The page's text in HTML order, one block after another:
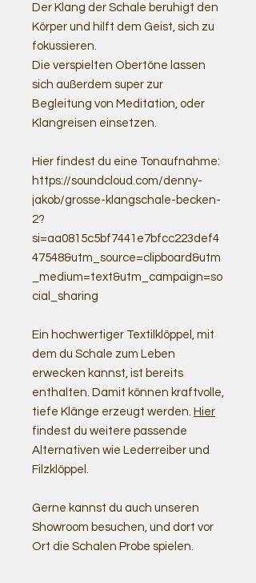
Der Klang der Schale beruhigt den
Körper und hilft dem Geist, sich zu
fokussieren.
Die verspielten Obertöne lassen
sich außerdem super zur
Begleitung von Meditation, oder
Klangreisen einsetzen.
Hier findest du eine Tonaufnahme:
https://soundcloud.com/denny-
jakob/grosse-klangschale-becken-
2?
si=aa0815c5bf7441e7bfcc223def4
47548&utm_source=clipboard&utm
_medium=text&utm_campaign=so
cial_sharing
Ein hochwertiger Textilklöppel, mit
dem du Schale zum Leben
erwecken kannst, ist bereits
enthalten. Damit können kraftvolle,
tiefe Klänge erzeugt werden. Hier
findest du weitere passende
Alternativen wie Lederreiber und
Filzklöppel.
Gerne kannst du auch unseren
Showroom besuchen, und dort vor
Ort die Schalen Probe spielen.